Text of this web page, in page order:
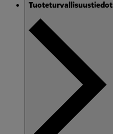
Tuoteturvallisuustiedot